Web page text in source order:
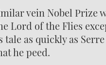
vein Nobel Prize
Lord of the Flies
tale as quickly as
he peed.